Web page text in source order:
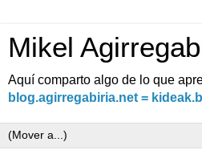
Mikel
Aquí comparto algo de lo que
blog.agirregabiria.net =